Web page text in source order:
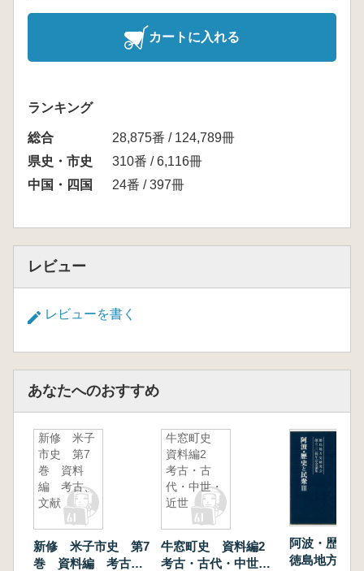
カートに入れる
ランキング
総合
28,875番 / 124,789冊
県史・市史
310番 / 6,116冊
中国・四国
24番 / 397冊
レビュー
レビューを書く
あなたへのおすすめ
新修 米子
市史 第7
巻 資料
編 考古、
文献
新修 米子市史 第7
巻 資料編 考古、
牛窓町史
資料編2
考古・古
代・中世・
近世
牛窓町史 資料編2
考古・古代・中世・
阿波・歴史
徳島地方史